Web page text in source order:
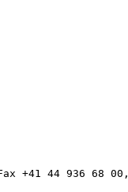
+41 44 936 68 00,